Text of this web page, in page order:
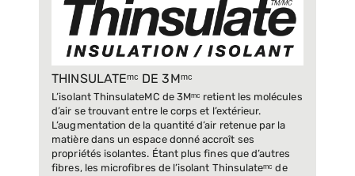
THINSULATEᵐᶜ DE 3Mᵐᶜ
L’isolant ThinsulateMC de 3Mᵐᶜ retient les molécules
d’air se trouvant entre le corps et l’extérieur.
L’augmentation de la quantité d’air retenue par la
matière dans un espace donné accroît ses
propriétés isolantes. Étant plus fines que d’autres
fibres, les microfibres de l’isolant Thinsulateᵐᶜ de